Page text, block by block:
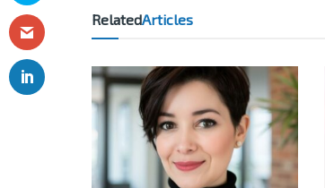
RelatedArticles